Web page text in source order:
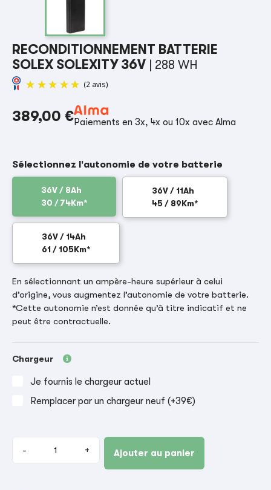
RECONDITIONNEMENT BATTERIE
SOLEX SOLEXITY 36V
| 288 WH
389,00 €Paiements en 3x, 4x ou 10x avec Alma
Sélectionnez l'autonomie de votre batterie
36V / 8Ah
30 / 74Km*
36V / 11Ah
45 / 89Km*
36V / 14Ah
61 / 105Km*
En sélectionnant un ampère-heure supérieur à celui
d’origine, vous augmentez l’autonomie de votre batterie.
*Cette autonomie n’est donnée qu’à titre indicatif et ne
peut être contractuelle.
Chargeur
Je fournis le chargeur actuel
Remplacer par un chargeur neuf (+39€)
- + Ajouter au panier